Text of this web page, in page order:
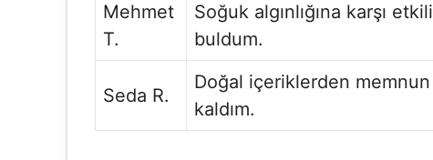
Mehmet
T.
Soğuk algınlığına karşı etkili
buldum.
Seda R.
Doğal içeriklerden memnun
kaldım.